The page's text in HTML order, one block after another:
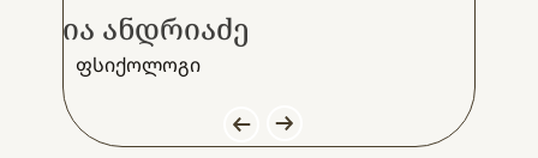
ია ანდრიაძე
ფსიქოლოგი